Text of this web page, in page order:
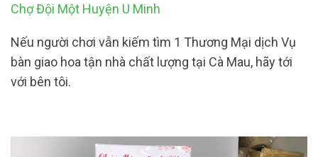
Chợ Đội Một Huyện U Minh
Nếu người chơi vẫn kiếm tìm 1 Thương Mại dịch Vụ
bàn giao hoa tận nhà chất lượng tại Cà Mau, hãy tới
với bên tôi.